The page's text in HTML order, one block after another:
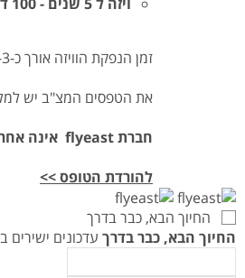
זמן הנפקת הוויזה אורך כ-2-3 ימי עסקים. ימי העסקים הם שני עד חמישי, ויש להתחשב בחגים ובמועדים של הודו ושל ישראל גם יחד.
את הטפסים המצ"ב יש
חברת flyeast אינה אחראית על עיכוב או סירוב להוצאת ויזה.
להורדת הטופס >>
החיוך הבא, כבר בדרך
החיוך הבא, כבר בדרך עדכונים